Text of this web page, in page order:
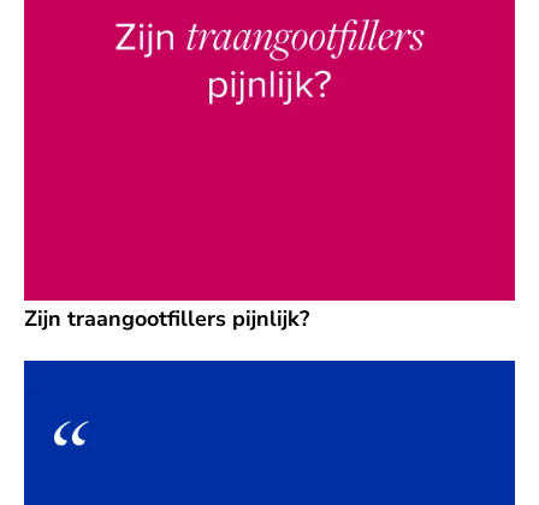
Zijn traangootfillers pijnlijk?